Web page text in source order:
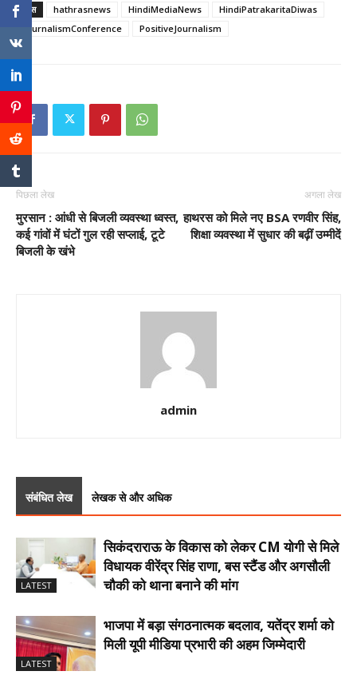
टैग्स hathrasnews HindiMediaNews
HindiPatrakaritaDiwas
JournalismConference
PositiveJournalism
पिछला लेख
मुरसान : आंधी से बिजली व्यवस्था ध्वस्त,
कई गांवों में घंटों गुल रही सप्लाई, टूटे
बिजली के खंभे
अगला लेख
हाथरस को मिले नए BSA रणवीर सिंह,
शिक्षा व्यवस्था में सुधार की बढ़ीं उम्मीदें
admin
संबंधित लेख लेखक से और अधिक
LATEST
सिकंदराराऊ के विकास को लेकर CM योगी से मिले
विधायक वीरेंद्र सिंह राणा, बस स्टैंड और अगसौली
चौकी को थाना बनाने की मांग
LATEST
भाजपा में बड़ा संगठनात्मक बदलाव, यतेंद्र शर्मा को
मिली यूपी मीडिया प्रभारी की अहम जिम्मेदारी